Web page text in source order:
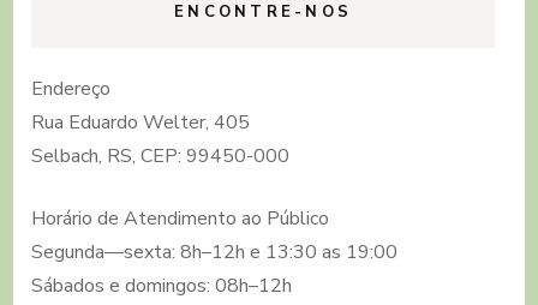
ENCONTRE-NOS
Endereço
Rua Eduardo Welter, 405
Selbach, RS, CEP: 99450-000
Horário de Atendimento ao Público
Segunda—sexta: 8h–12h e 13:30 as 19:00
Sábados e domingos: 08h–12h